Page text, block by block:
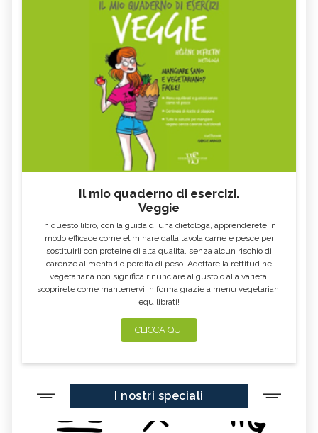
Il mio quaderno di esercizi.
Veggie
In questo libro, con la guida di una dietologa, apprenderete in
modo efficace come eliminare dalla tavola carne e pesce per
sostituirli con proteine di alta qualità, senza alcun rischio di
carenze alimentari o perdita di peso. Adottare la rettitudine
vegetariana non significa rinunciare al gusto o alla varietà:
scoprirete come mantenervi in forma grazie a menu vegetariani
equilibrati!
CLICCA QUI
I nostri speciali